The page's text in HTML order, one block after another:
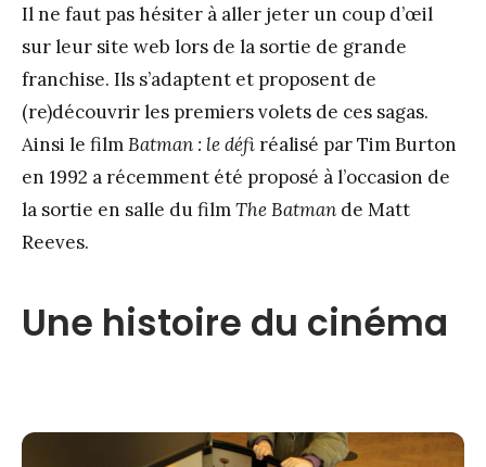
Il ne faut pas hésiter à aller jeter un coup d’œil
sur leur site web lors de la sortie de grande
franchise. Ils s’adaptent et proposent de
(re)découvrir les premiers volets de ces sagas.
Ainsi le filmBatman : le défiréalisé par Tim Burton
en 1992 a récemment été proposé à l’occasion de
la sortie en salle du filmThe Batman de Matt
Reeves.
Une histoire du cinéma